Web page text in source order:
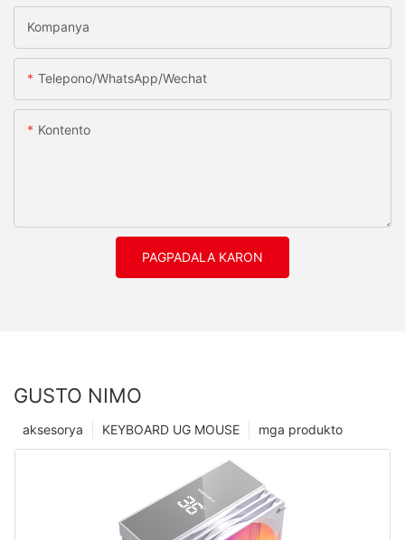
Kompanya
Telepono/whatsApp/wechat
Kontento
PAGPADALA KARON
GUSTO NIMO
mga produkto
KEYBOARD UG MOUSE
aksesorya